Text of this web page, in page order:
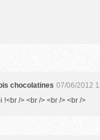
chocolatines 07/06/2012
!<br /> <br /> <br /> <br />